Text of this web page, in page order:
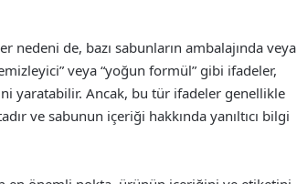
nedeni de, bazı sabunların ambalajında veya
veya “yoğun formül” gibi ifadeler,
yaratabilir. Ancak, bu tür ifadeler genellikle
ve sabunun içeriği hakkında yanıltıcı bilgi